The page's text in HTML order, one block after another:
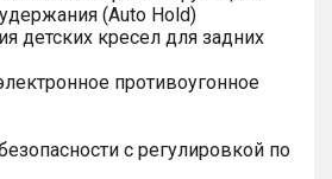
(Auto Hold)
детских кресел для задних
противоугонное
с регулировкой по